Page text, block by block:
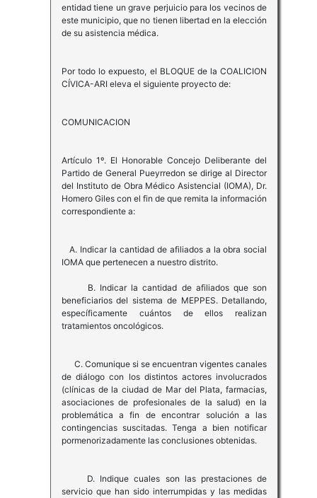
entidad tiene un grave perjuicio para los vecinos de
este municipio, que no tienen libertad en la elección
de su asistencia médica.
Por todo lo expuesto, el BLOQUE de la COALICION
CÍVICA-ARI eleva el siguiente proyecto de:
COMUNICACION
Artículo 1º. El Honorable Concejo Deliberante del
Partido de General Pueyrredon se dirige al Director
del Instituto de Obra Médico Asistencial (IOMA), Dr.
Homero Giles con el fin de que remita la información
correspondiente a:
A. Indicar la cantidad de afiliados a la obra social
IOMA que pertenecen a nuestro distrito.
B. Indicar la cantidad de afiliados que son
beneficiarios del sistema de MEPPES. Detallando,
específicamente cuántos de ellos realizan
tratamientos oncológicos.
C. Comunique si se encuentran vigentes canales
de diálogo con los distintos actores involucrados
(clínicas de la ciudad de Mar del Plata, farmacias,
asociaciones de profesionales de la salud) en la
problemática a fin de encontrar solución a las
contingencias suscitadas. Tenga a bien notificar
pormenorizadamente las conclusiones obtenidas.
D. Indique cuales son las prestaciones de
servicio que han sido interrumpidas y las medidas